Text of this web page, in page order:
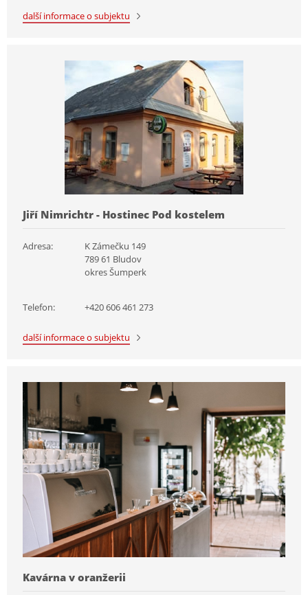
další informace o subjektu
Jiří Nimrichtr - Hostinec Pod kostelem
Adresa:
K Zámečku 149
789 61 Bludov
okres Šumperk
Telefon: +420 606 461 273
další informace o subjektu
Kavárna v oranžerii